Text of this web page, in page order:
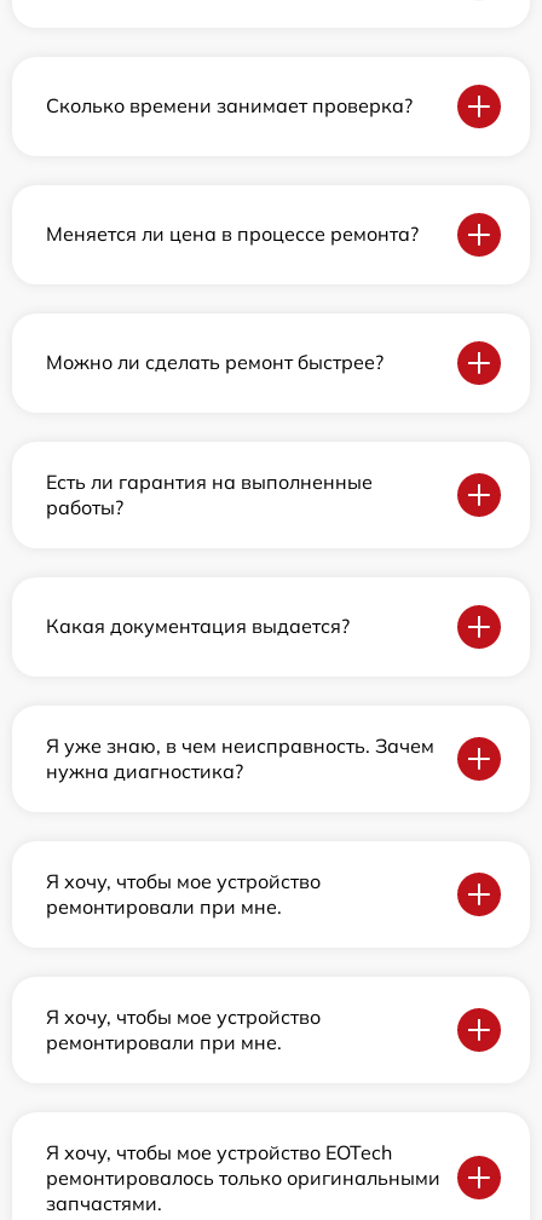
Сколько времени занимает проверка?
Меняется ли цена в процессе ремонта?
Можно ли сделать ремонт быстрее?
Есть ли гарантия на выполненные
работы?
Какая документация выдается?
Я уже знаю, в чем неисправность. Зачем
нужна диагностика?
Я хочу, чтобы мое устройство
ремонтировали при мне.
Я хочу, чтобы мое устройство
ремонтировали при мне.
Я хочу, чтобы мое устройство EOTech
ремонтировалось только оригинальными
запчастями.